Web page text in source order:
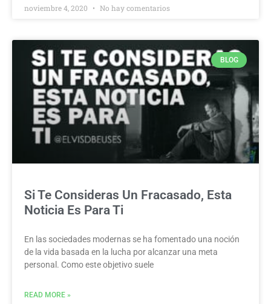
noviembre 4, 2020 No hay comentarios
BLOG
Si Te Consideras Un Fracasado, Esta
Noticia Es Para Ti
En las sociedades modernas se ha fomentado una noción
de la vida basada en la lucha por alcanzar una meta
personal. Como este objetivo suele
READ MORE »